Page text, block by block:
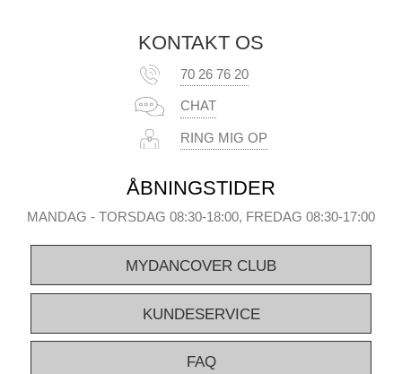
KONTAKT OS
70 26 76 20
CHAT
RING MIG OP
ÅBNINGSTIDER
MANDAG - TORSDAG 08:30-18:00, FREDAG 08:30-17:00
MYDANCOVER CLUB
KUNDESERVICE
FAQ